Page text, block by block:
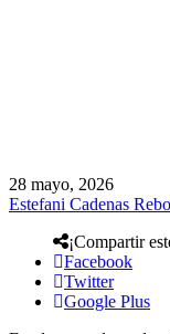
28 mayo, 2026
Estefani Cadenas
¡Compartir
Facebook
Twitter
Google Plus